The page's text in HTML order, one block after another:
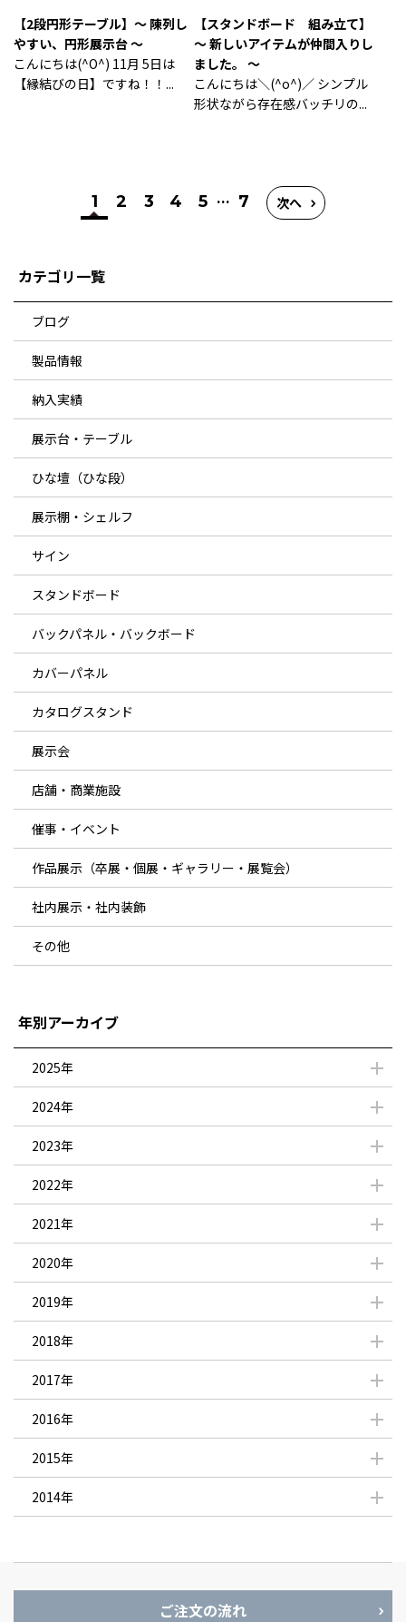
【2段円形テーブル】～ 陳列し
やすい、円形展示台 ～
こんにちは(^O^) 11月 5日は
【縁結びの日】ですね！！...
【スタンドボード 組み立て】
～ 新しいアイテムが仲間入りし
ました。 ～
こんにちは＼(^o^)／ シンプル
形状ながら存在感バッチリの...
1 2 3 4 5 ... 7 次へ
カテゴリ一覧
ブログ
製品情報
納入実績
展示台・テーブル
ひな壇（ひな段）
展示棚・シェルフ
サイン
スタンドボード
バックパネル・バックボード
カバーパネル
カタログスタンド
展示会
店舗・商業施設
催事・イベント
作品展示（卒展・個展・ギャラリー・展覧会）
社内展示・社内装飾
その他
年別アーカイブ
2025年
2024年
2023年
2022年
2021年
2020年
2019年
2018年
2017年
2016年
2015年
2014年
ご注文の流れ